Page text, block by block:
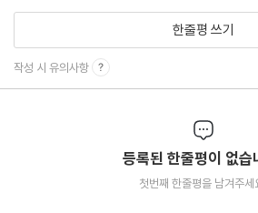
한줄평 쓰기
작성 시 유의사항
등록된 한줄평이 없습
첫번째 한줄평을 남겨주세